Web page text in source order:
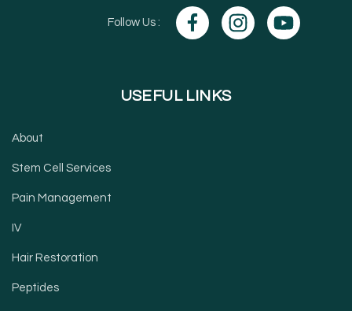
Follow Us :
USEFUL LINKS
About
Stem Cell Services
Pain Management
IV
Hair Restoration
Peptides